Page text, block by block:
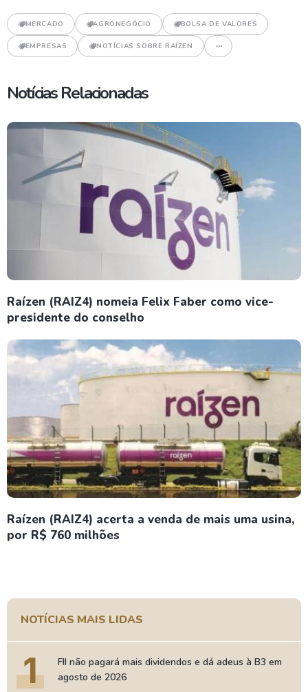
MERCADO AGRONEGÓCIO BOLSA DE VALORES
EMPRESAS NOTÍCIAS SOBRE RAÍZEN
Notícias Relacionadas
Raízen (RAIZ4) nomeia Felix Faber como vice-
presidente do conselho
Raízen (RAIZ4) acerta a venda de mais uma usina,
por R$ 760 milhões
NOTÍCIAS MAIS LIDAS
1
FII não pagará mais dividendos e dá adeus à B3 em
agosto de 2026